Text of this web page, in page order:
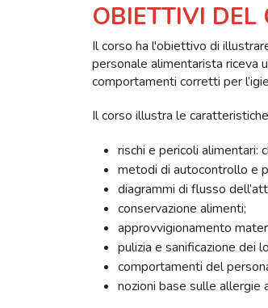
OBIETTIVI DEL
Il corso ha l'obiettivo di
personale alimentarista riceva
comportamenti corretti per
Il corso illustra le
rischi e pericoli alimentari:
metodi di autocontrollo e
diagrammi di flusso
conservazione alimenti;
approvvigionamento
pulizia e sanificazione dei
comportamenti del
nozioni base sulle allergie